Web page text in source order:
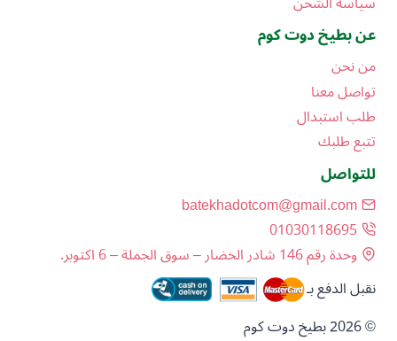
عن بطيخ دوت كوم
من نحن
تواصل معنا
طلب استبدال
تتبع طلبك
للتواصل
batekhadotcom@gmail.com
01030118695
وحدة رقم 146 شادر الخضار – سوق الجملة – 6 اكتوبر.
© 2026 بطيخ دوت كوم
نقبل الدفع بـ